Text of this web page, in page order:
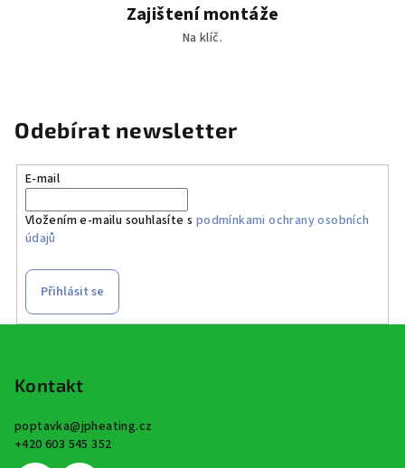
Zajištení montáže
Na klíč.
Odebírat newsletter
E-mail
Vložením e-mailu souhlasíte s podmínkami ochrany osobních
údajů
Přihlásit se
Kontakt
poptavka@jpheating.cz
+420 603 545 352